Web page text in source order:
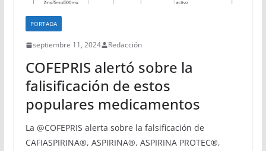
PORTADA
septiembre 11, 2024 Redacción
COFEPRIS alertó sobre la
falisificación de estos
populares medicamentos
La @COFEPRIS alerta sobre la falsificación de
CAFIASPIRINA®, ASPIRINA®, ASPIRINA PROTEC®,